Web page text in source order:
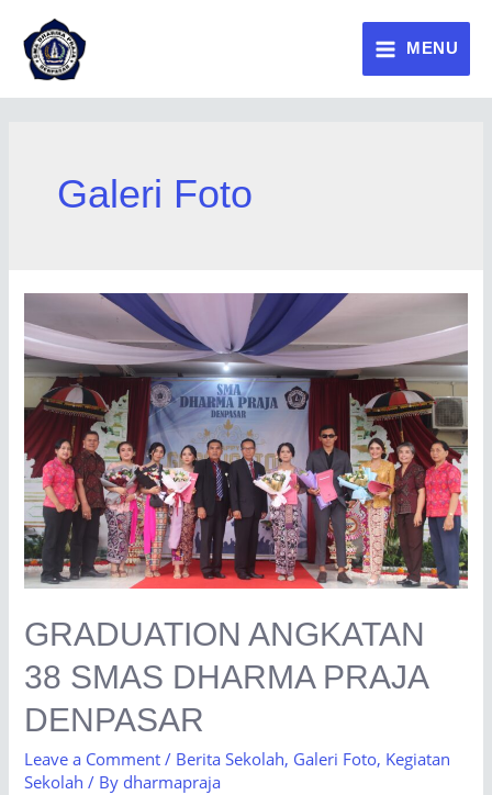
MENU
Galeri Foto
GRADUATION ANGKATAN
38 SMAS DHARMA PRAJA
DENPASAR
Leave a Comment / Berita Sekolah, Galeri Foto, Kegiatan
Sekolah / By dharmapraja